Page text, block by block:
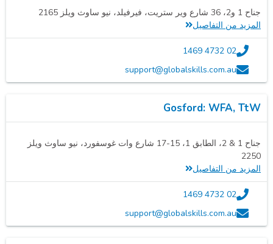
جناح 1 و2، 36 شارع وير ستريت، فيرفيلد، نيو ساوث ويلز 2165
المزيد من التفاصيل
02 4732 1469
support@globalskills.com.au
Gosford: WFA, TtW
جناح 1 & 2، الطابق 1، 15-17 شارع وات غوسفورد، نيو ساوث ويلز
2250
المزيد من التفاصيل
02 4732 1469
support@globalskills.com.au